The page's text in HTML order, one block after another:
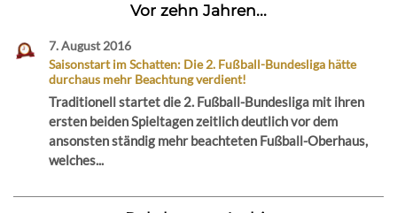
Vor zehn Jahren...
7. August 2016
Saisonstart im Schatten: Die 2. Fußball-Bundesliga hätte
durchaus mehr Beachtung verdient!
Traditionell startet die 2. Fußball-Bundesliga mit ihren
ersten beiden Spieltagen zeitlich deutlich vor dem
ansonsten ständig mehr beachteten Fußball-Oberhaus,
welches...